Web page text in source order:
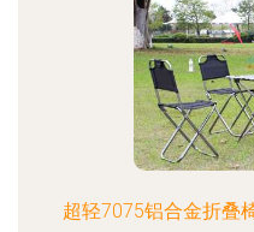
超轻7075铝合金折叠